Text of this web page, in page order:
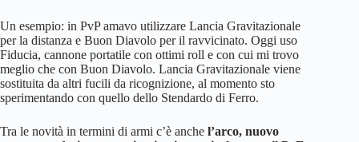
Un esempio: in PvP amavo utilizzare Lancia Gravitazionale
per la distanza e Buon Diavolo per il ravvicinato. Oggi uso
Fiducia, cannone portatile con ottimi roll e con cui mi trovo
meglio che con Buon Diavolo. Lancia Gravitazionale viene
sostituita da altri fucili da ricognizione, al momento sto
sperimentando con quello dello Stendardo di Ferro.
Tra le novità in termini di armi c’è anche l’arco, nuovo